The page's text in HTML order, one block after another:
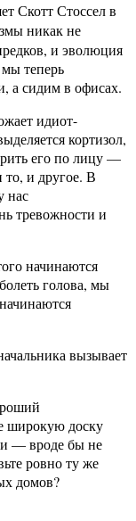
Скотт Стоссел в
никак не
и эволюция
мы теперь
а сидим в офисах.
идиот-
кортизол,
его по лицу —
то, и другое. В
нас
тревожности и
начинаются
голова, мы
вызывает
широкую доску
— вроде бы не
ровно ту же
домов?